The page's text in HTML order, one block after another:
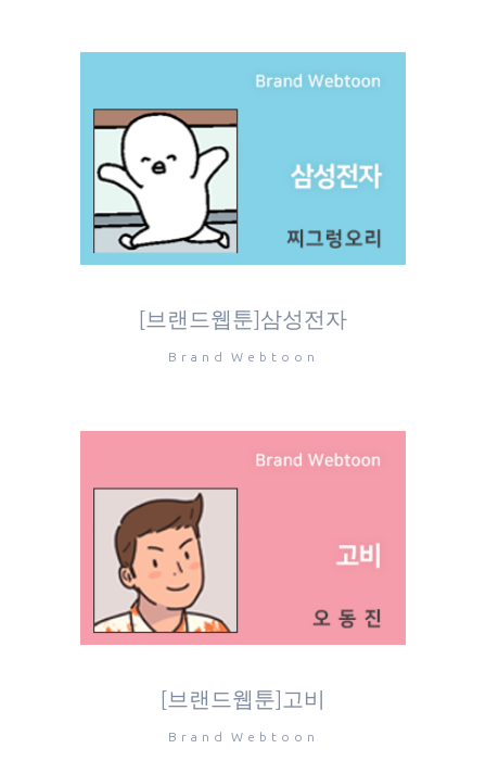
[브랜드웹툰]삼성전자
Brand Webtoon
[브랜드웹툰]고비
Brand Webtoon